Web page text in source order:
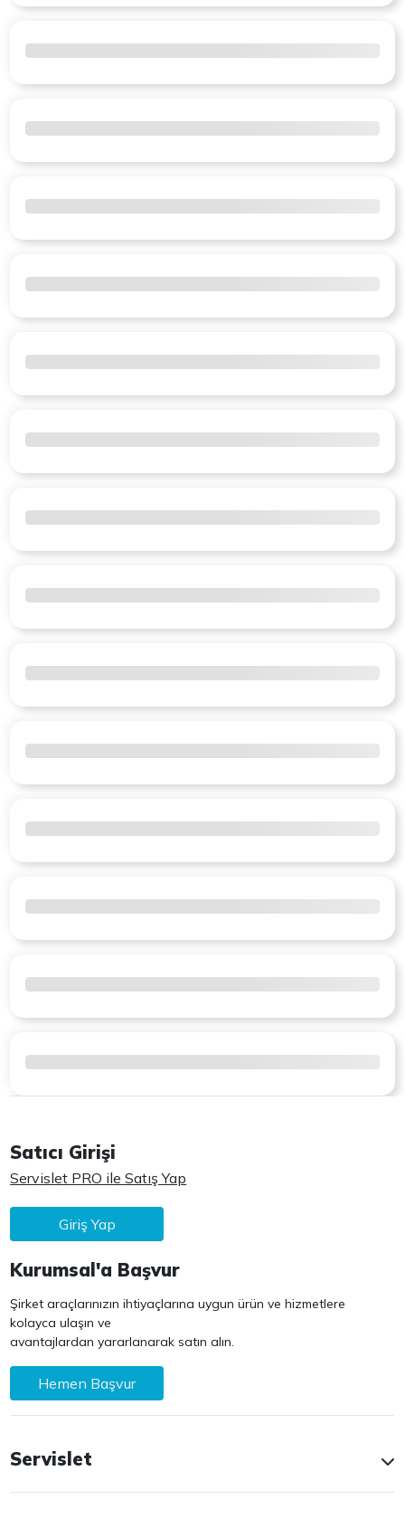
Satıcı Girişi
Servislet PRO ile Satış Yap
Giriş Yap
Kurumsal'a Başvur
Şirket araçlarınızın ihtiyaçlarına uygun ürün ve hizmetlere
kolayca ulaşın ve
avantajlardan yararlanarak satın alın.
Hemen Başvur
Servislet